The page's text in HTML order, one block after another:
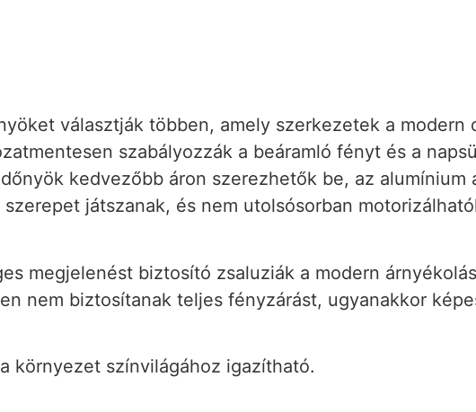
választják többen, amely szerkezetek a modern
szabályozzák a beáramló fényt és a
kedvezőbb áron szerezhetők be, az alumínium
játszanak, és nem utolsósorban
megjelenést biztosító zsaluziák a modern
nem biztosítanak teljes fényzárást, ugyanakkor
környezet színvilágához igazítható.